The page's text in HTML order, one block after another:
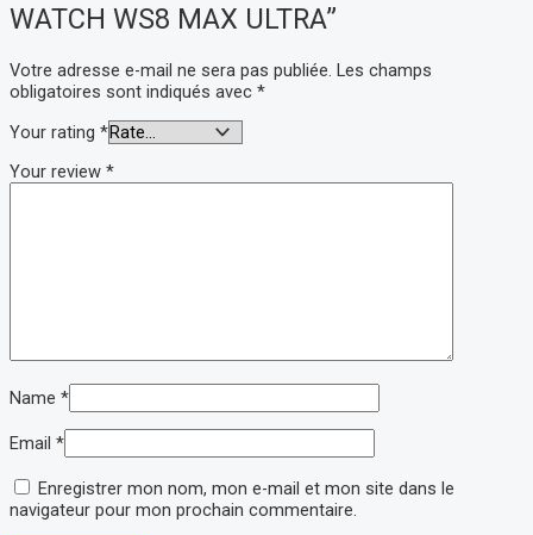
WATCH WS8 MAX ULTRA”
Votre adresse e-mail ne sera pas publiée. Les champs
obligatoires sont indiqués avec *
Your rating *
Your review *
Name *
Email *
Enregistrer mon nom, mon e-mail et mon site dans le
navigateur pour mon prochain commentaire.